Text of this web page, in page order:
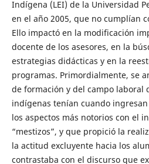
Indígena (LEI) de la Universidad
en el año 2005, que no cumplían
Ello impactó en la modificación
docente de los asesores, en la
estrategias didácticas y en la
programas. Primordialmente, se
de formación y del campo laboral
indígenas tenían cuando
los aspectos más notorios con el
“mestizos”, y que propició la
la actitud excluyente hacia los
contrastaba con el discurso que